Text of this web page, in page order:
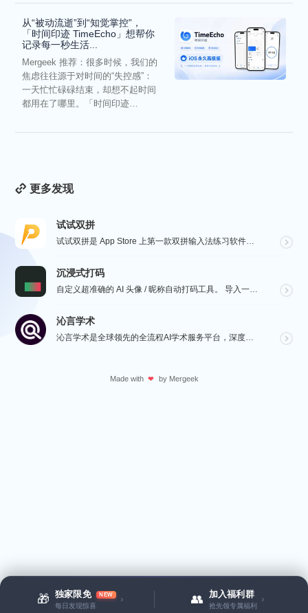
🎁 独家限免 NEW
每日发现惊喜
› 👥 加入福利群
抢先领专属福利
›
从“被动流逝”到“知觉掌控”，
「时间印迹 TimeEcho」想帮你
记录每一秒生活...
Mergeek 推荐：很多时候，我们的
焦虑往往源于对时间的“失控感”：
一天忙忙碌碌结束，却想不起时间
都用在了哪里。「时间印迹
更多发现
试试双拼
试试双拼是 App Store 上第一款双拼输入法练习软件，通过这个软件你能方便的学习双拼规则，练习...
沉浸式打码
自定义超准确的 AI 头像 / 昵称自动打码工具。 导入一张微信聊天截图，或者抖音/小红书/微博评论...
沁言学术
沁言学术是全球领先的全流程AI学术服务平台，深度赋能从选题构思、文献检索、文献阅读、文献管理到辅助写...
Made with ❤ by Mergeek